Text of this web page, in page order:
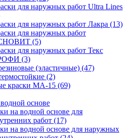
для наружных работ Ultra Lines
для наружных работ Лакра (13)
для наружных работ
(5)
для наружных работ Текс
(3)
(эластичные) (47)
(2)
краски МА-15 (69)
основе
на водной основе для
работ (17)
на водной основе для наружных